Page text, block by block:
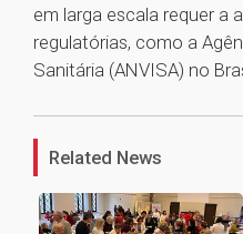
em larga escala requer a
regulatórias, como a
Sanitária (ANVISA) no
Related News